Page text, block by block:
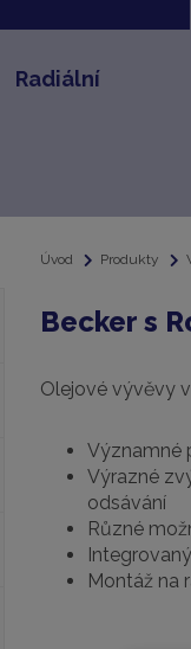
Radiální
Úvod Produkty
Becker s
Olejové vývěvy
Významné
Výrazné
odsávání
Různé
Montáž na